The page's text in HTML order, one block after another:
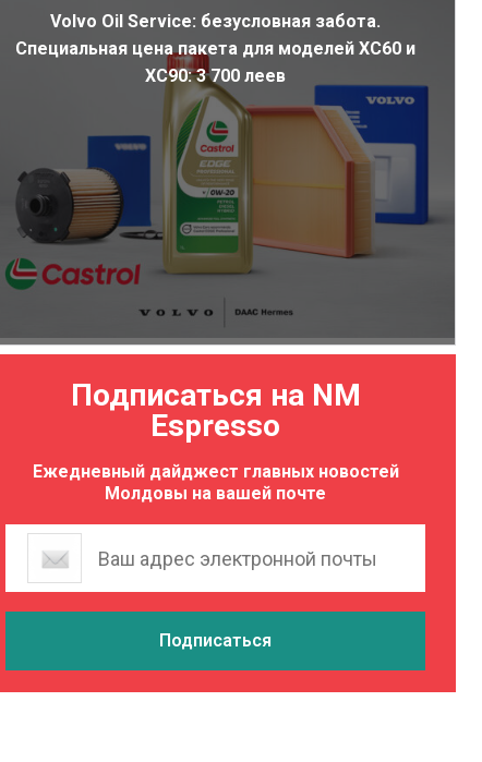
Volvo Oil Service: безусловная забота.
Специальная цена пакета для моделей XC60 и
XC90: 3 700 леев
Подписаться на NM
Espresso
Ежедневный дайджест главных новостей
Молдовы на вашей почте